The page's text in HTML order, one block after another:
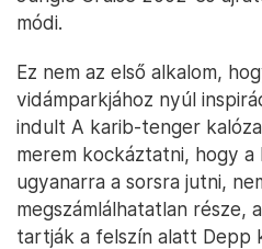
módi.
Ez nem az első alkalom,
vidámparkjához nyúl
indult A karib-tenger
merem kockáztatni, hogy
ugyanarra a sorsra jutni,
megszámlálhatatlan része,
tartják a felszín alatt Depp